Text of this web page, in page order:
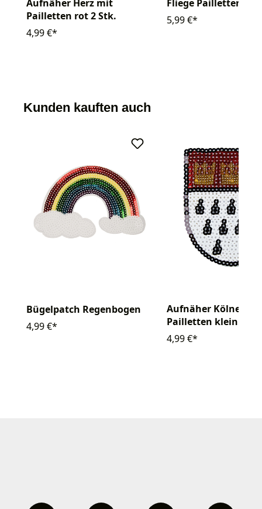
Aufnäher Herz mit
Pailletten rot 2 Stk.
4,99 €*
Fliege Pailletten
5,99 €*
Kunden kauften auch
Bügelpatch Regenbogen
4,99 €*
Aufnäher Kölner
Pailletten klein
4,99 €*